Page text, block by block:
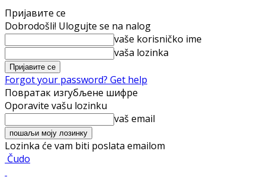
Пријавите се
Dobrodošli! Ulogujte se na nalog
vaše korisničko ime
vaša lozinka
Forgot your password? Get help
Повратак изгубљене шифре
Oporavite vašu lozinku
vaš email
Lozinka će vam biti poslata emailom
Čudo